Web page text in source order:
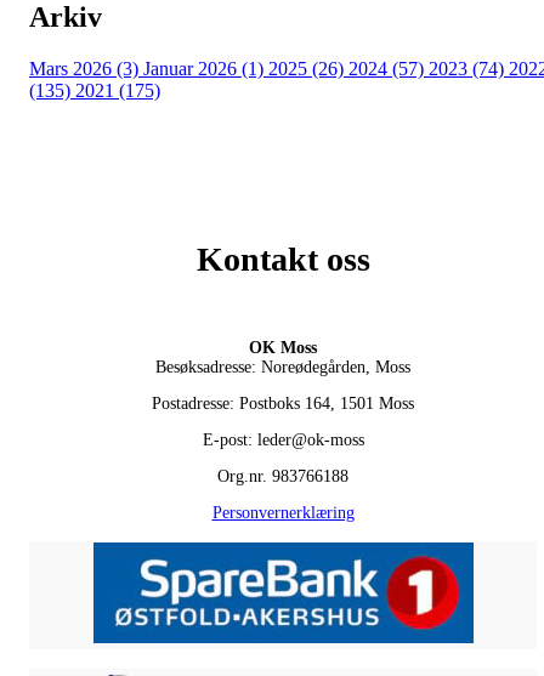
Arkiv
Mars 2026 (3) Januar 2026 (1) 2025 (26) 2024 (57) 2023 (74)
(135) 2021 (175)
Kontakt oss
OK Moss
Besøksadresse: Noreødegården, Moss
Postadresse: Postboks 164, 1501 Moss
E-post: leder@ok-moss
Org.nr. 983766188
Personvernerklæring